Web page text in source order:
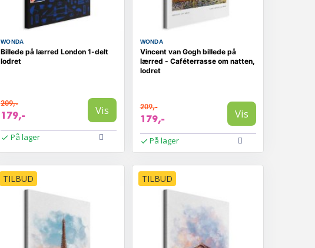
WONDA
Billede på lærred London 1-delt
lodret
209,-
179,- Vis
På lager
WONDA
Vincent van Gogh billede på
lærred - Caféterrasse om natten,
lodret
209,-
179,- Vis
På lager
TILBUD TILBUD